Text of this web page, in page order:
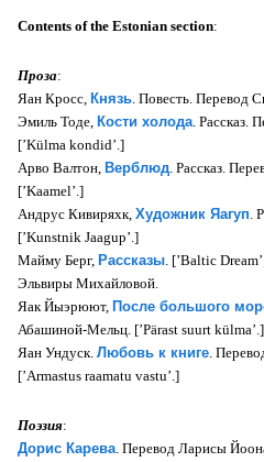
Contents of the Estonian section:
Проза:
Яан Кросс, Князь. Повесть. Перевод
Эмиль Тоде, Кости холода. Рассказ.
[’Külma kondid’.]
Арво Валтон, Верблюд. Рассказ.
[’Kaamel’.]
Андрус Кивиряхк, Художник Яагуп.
[’Kunstnik Jaagup’.]
Майму Берг, Рассказы. [’Baltic
Эльвиры Михайловой.
Яак Йыэрюют, После большого
Абашиной-Мельц. [’Pärast suurt külma’.]
Яан Ундуск. Любовь к книге.
[’Armastus raamatu vastu’.]
Поэзия:
Дорис Карева. Перевод Ларисы